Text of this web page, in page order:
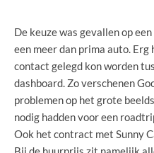
De keuze was gevallen op
een meer dan prima auto.
contact gelegd kon worden
dashboard. Zo verschenen
problemen op het grote
nodig hadden voor een
Ook het contract met Sunny